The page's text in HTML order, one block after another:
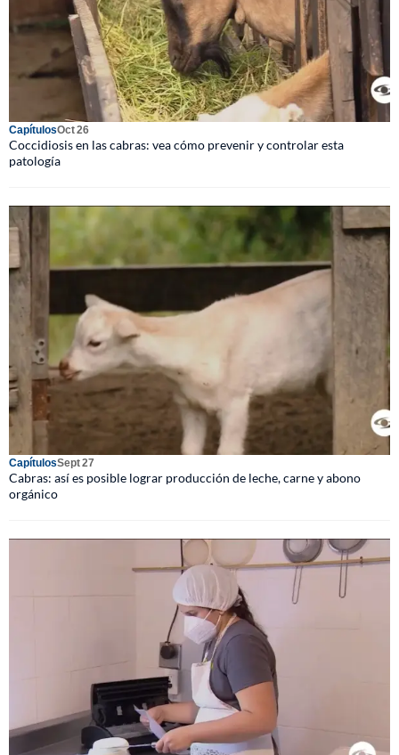
CapítulosOct 26
Coccidiosis en las cabras: vea cómo prevenir y controlar esta
patología
CapítulosSept 27
Cabras: así es posible lograr producción de leche, carne y abono
orgánico